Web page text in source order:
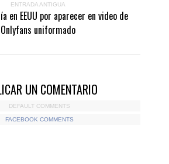
ENTRADA ANTIGUA
en EEUU por aparecer en video de
Onlyfans uniformado
UN COMENTARIO
DEFAULT COMMENTS
FACEBOOK COMMENTS